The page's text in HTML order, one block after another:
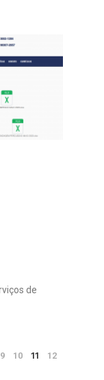
de
9 10 11
12